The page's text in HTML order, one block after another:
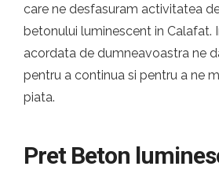
care ne desfasuram activitatea
betonului luminescent in Calafat.
acordata de dumneavoastra ne
pentru a continua si pentru a ne
piata.
Pret Beton